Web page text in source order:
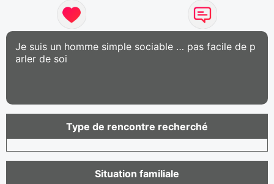
Je suis un homme simple sociable … pas facile de p
arler de soi
Type de rencontre recherché
Situation familiale